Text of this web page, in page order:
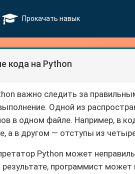
Прокачать навык
кода на Python
важно следить за
Одной из
в одном файле. Например, в
а в другом — отступы из
Python может
программист